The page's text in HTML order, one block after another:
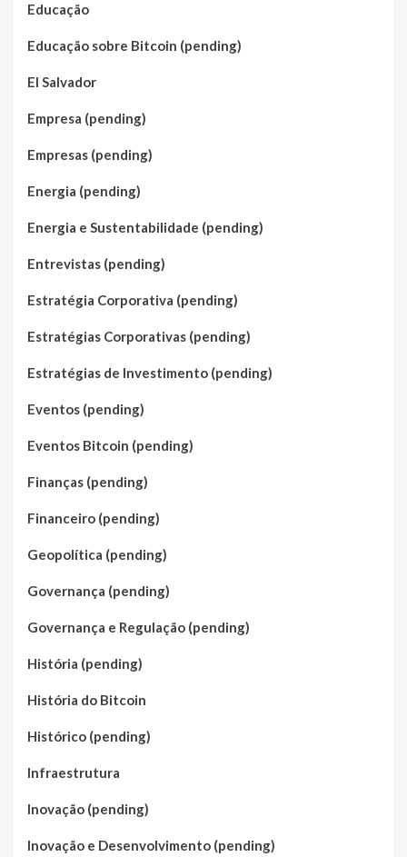
Educação
Educação sobre Bitcoin (pending)
El Salvador
Empresa (pending)
Empresas (pending)
Energia (pending)
Energia e Sustentabilidade (pending)
Entrevistas (pending)
Estratégia Corporativa (pending)
Estratégias Corporativas (pending)
Estratégias de Investimento (pending)
Eventos (pending)
Eventos Bitcoin (pending)
Finanças (pending)
Financeiro (pending)
Geopolítica (pending)
Governança (pending)
Governança e Regulação (pending)
História (pending)
História do Bitcoin
Histórico (pending)
Infraestrutura
Inovação (pending)
Inovação e Desenvolvimento (pending)